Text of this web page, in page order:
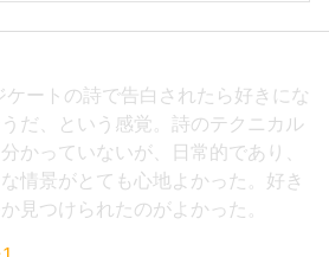
ケートの詩で告白されたら好きにな
だ、という感覚。詩のテクニカル
かっていないが、日常的であり、
情景がとても心地よかった。好き
見つけられたのがよかった。